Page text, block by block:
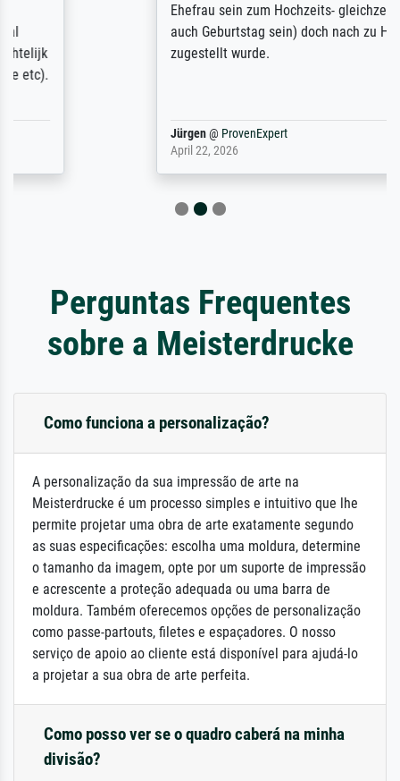
Ehefrau sein zum Hochzeits- gleichzeitig
auch Geburtstag sein) doch nach zu Hause
zugestellt wurde.
ProvenExpert
Perguntas Frequentes
sobre a Meisterdrucke
Como funciona a personalização?
A personalização da sua impressão de arte na
Meisterdrucke é um processo simples e intuitivo que lhe
permite projetar uma obra de arte exatamente segundo
as suas especificações: escolha uma moldura, determine
o tamanho da imagem, opte por um suporte de impressão
e acrescente a proteção adequada ou uma barra de
moldura. Também oferecemos opções de personalização
como passe-partouts, filetes e espaçadores. O nosso
serviço de apoio ao cliente está disponível para ajudá-lo
a projetar a sua obra de arte perfeita.
Como posso ver se o quadro caberá na minha
divisão?